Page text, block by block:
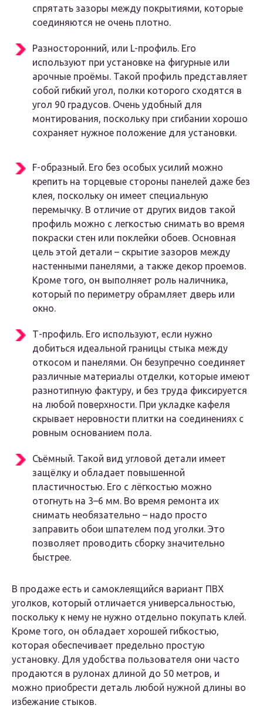
спрятать зазоры между покрытиями, которые
соединяются не очень плотно.
Разносторонний, или L-профиль. Его
используют при установке на фигурные или
арочные проёмы. Такой профиль представляет
собой гибкий угол, полки которого сходятся в
угол 90 градусов. Очень удобный для
монтирования, поскольку при сгибании хорошо
сохраняет нужное положение для установки.
F-образный. Его без особых усилий можно
крепить на торцевые стороны панелей даже без
клея, поскольку он имеет специальную
перемычку. В отличие от других видов такой
профиль можно с легкостью снимать во время
покраски стен или поклейки обоев. Основная
цель этой детали – скрытие зазоров между
настенными панелями, а также декор проемов.
Кроме того, он выполняет роль наличника,
который по периметру обрамляет дверь или
окно.
Т-профиль. Его используют, если нужно
добиться идеальной границы стыка между
откосом и панелями. Он безупречно соединяет
различные материалы отделки, которые имеют
разнотипную фактуру, и без труда фиксируется
на любой поверхности. При укладке кафеля
скрывает неровности плитки на соединениях с
ровным основанием пола.
Съёмный. Такой вид угловой детали имеет
защёлку и обладает повышенной
пластичностью. Его с лёгкостью можно
отогнуть на 3–6 мм. Во время ремонта их
снимать необязательно – надо просто
заправить обои шпателем под уголки. Это
позволяет проводить сборку значительно
быстрее.
В продаже есть и самоклеящийся вариант ПВХ
уголков, который отличается универсальностью,
поскольку к нему не нужно отдельно покупать клей.
Кроме того, он обладает хорошей гибкостью,
которая обеспечивает предельно простую
установку. Для удобства пользователя они часто
продаются в рулонах длиной до 50 метров, и
можно приобрести деталь любой нужной длины во
избежание стыков.